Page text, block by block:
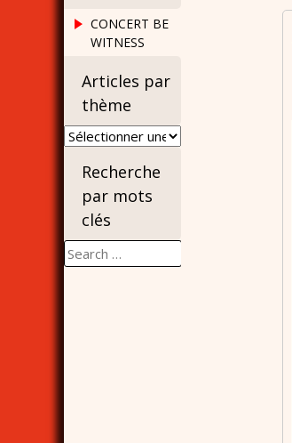
CONCERT BE
WITNESS
Articles par
thème
Articles
thème
Recherche
par mots
clés
Search
for: